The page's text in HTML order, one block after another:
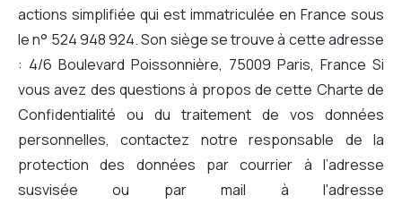
actions simplifiée qui est immatriculée en France sous
le n° 524 948 924. Son siège se trouve à cette adresse
: 4/6 Boulevard Poissonnière, 75009 Paris, France Si
vous avez des questions à propos de cette Charte de
Confidentialité ou du traitement de vos données
personnelles, contactez notre responsable de la
protection des données par courrier à l’adresse
susvisée ou par mail à l'adresse